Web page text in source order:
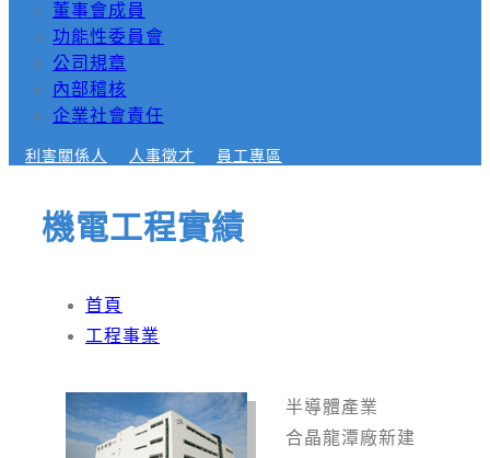
董事會成員
功能性委員會
公司規章
內部稽核
企業社會責任
利害關係人 人事徵才 員工專區
機電工程實績
首頁
工程事業
半導體產業
合晶龍潭廠新建